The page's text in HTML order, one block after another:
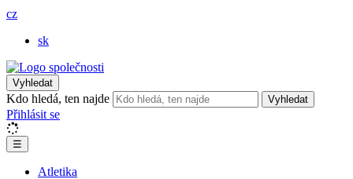
cz
sk
Vyhledat
Kdo hledá, ten najde Vyhledat
Přihlásit se
☰
Atletika